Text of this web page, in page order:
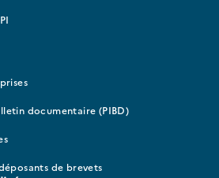
documentaire (PIBD)
de brevets